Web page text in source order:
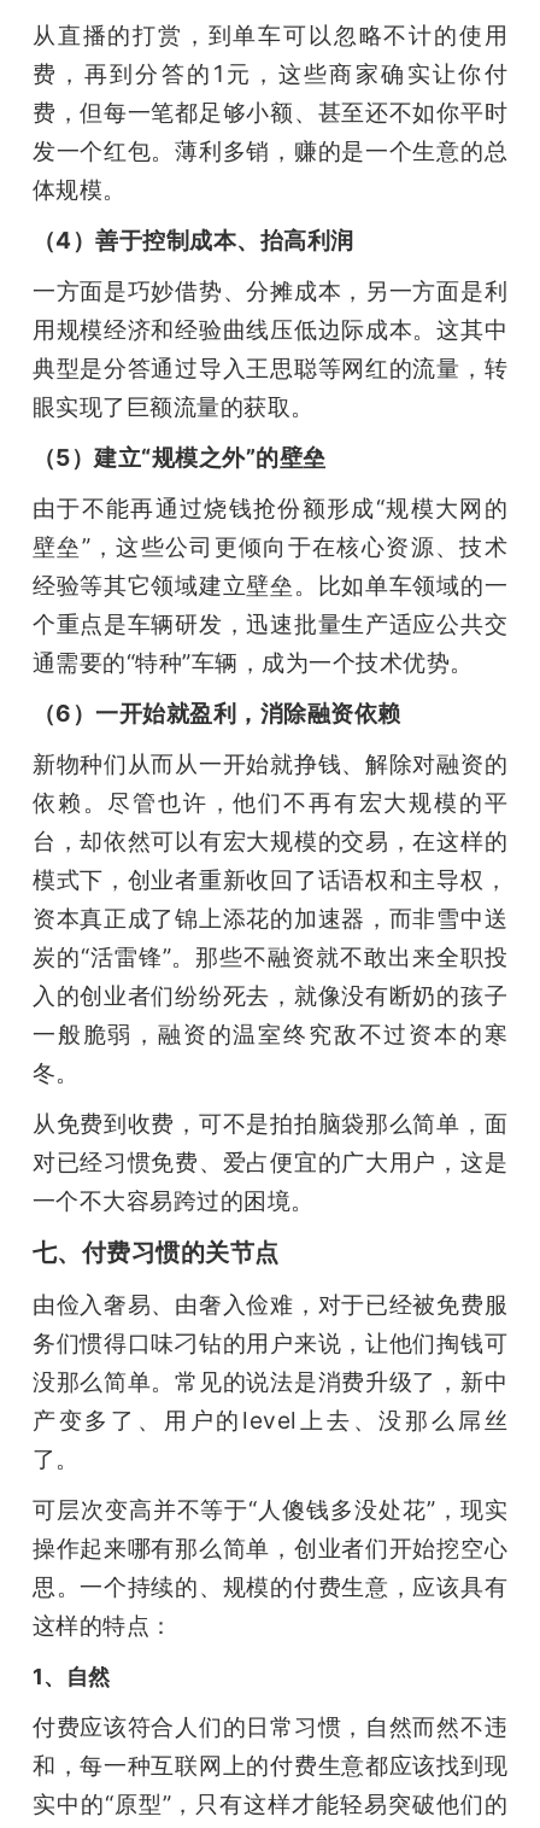
从直播的打赏，到单车可以忽略不计的使用
费，再到分答的1元，这些商家确实让你付
费，但每一笔都足够小额、甚至还不如你平时
发一个红包。薄利多销，赚的是一个生意的总
体规模。
（4）善于控制成本、抬高利润
一方面是巧妙借势、分摊成本，另一方面是利
用规模经济和经验曲线压低边际成本。这其中
典型是分答通过导入王思聪等网红的流量，转
眼实现了巨额流量的获取。
（5）建立“规模之外”的壁垒
由于不能再通过烧钱抢份额形成“规模大网的
壁垒”，这些公司更倾向于在核心资源、技术
经验等其它领域建立壁垒。比如单车领域的一
个重点是车辆研发，迅速批量生产适应公共交
通需要的“特种”车辆，成为一个技术优势。
（6）一开始就盈利，消除融资依赖
新物种们从而从一开始就挣钱、解除对融资的
依赖。尽管也许，他们不再有宏大规模的平
台，却依然可以有宏大规模的交易，在这样的
模式下，创业者重新收回了话语权和主导权，
资本真正成了锦上添花的加速器，而非雪中送
炭的“活雷锋”。那些不融资就不敢出来全职投
入的创业者们纷纷死去，就像没有断奶的孩子
一般脆弱，融资的温室终究敌不过资本的寒
冬。
从免费到收费，可不是拍拍脑袋那么简单，面
对已经习惯免费、爱占便宜的广大用户，这是
一个不大容易跨过的困境。
七、付费习惯的关节点
由俭入奢易、由奢入俭难，对于已经被免费服
务们惯得口味刁钻的用户来说，让他们掏钱可
没那么简单。常见的说法是消费升级了，新中
产变多了、用户的level上去、没那么屌丝
了。
可层次变高并不等于“人傻钱多没处花”，现实
操作起来哪有那么简单，创业者们开始挖空心
思。一个持续的、规模的付费生意，应该具有
这样的特点：
1、自然
付费应该符合人们的日常习惯，自然而然不违
和，每一种互联网上的付费生意都应该找到现
实中的“原型”，只有这样才能轻易突破他们的